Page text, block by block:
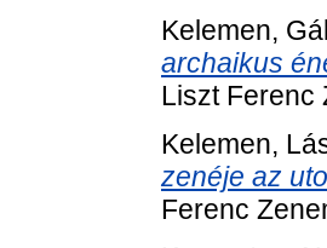
Kelemen,
archaikus
Liszt Ferenc
Kelemen,
zenéje az
Ferenc